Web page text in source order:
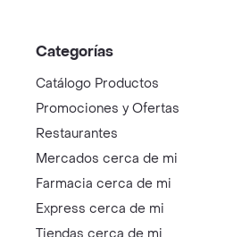
Categorías
Catálogo Productos
Promociones y Ofertas
Restaurantes
Mercados cerca de mi
Farmacia cerca de mi
Express cerca de mi